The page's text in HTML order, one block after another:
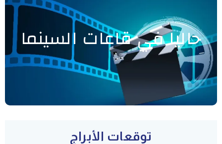
حاليا في قاعات السينما
توقعات الأبراج